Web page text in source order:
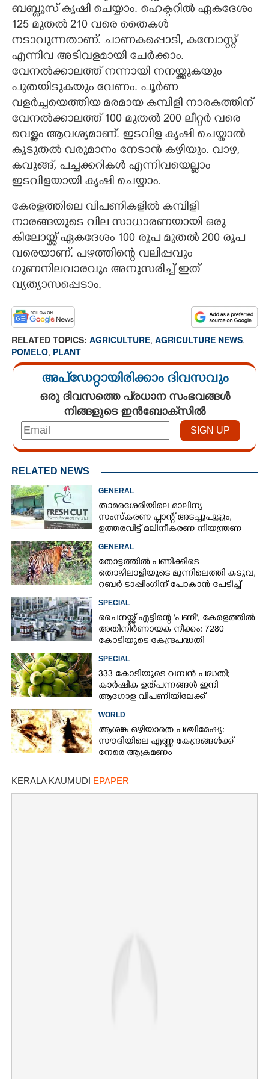
ബബ്ലൂസ് കൃഷി ചെയ്യാം. ഹെക്ടറിൽ ഏകദേശം
125 മുതൽ 210 വരെ തെെകൾ
നടാവുന്നതാണ്. ചാണകപ്പൊടി,​ കമ്പോസ്റ്റ്
എന്നിവ അടിവളമായി ചേർക്കാം.
വേനൽക്കാലത്ത് നന്നായി നനയ്ക്കുകയും
പുതയിടുകയും വേണം. പൂർണ
വളർച്ചയെത്തിയ മരമായ കമ്പിളി നാരകത്തിന്
വേനൽക്കാലത്ത് 100 മുതൽ 200 ലീറ്റർ വരെ
വെള്ളം ആവശ്യമാണ്. ഇടവിള കൃഷി ചെയ്താൽ
കൂടുതൽ വരുമാനം നേടാൻ കഴിയും. വാഴ,
കവുങ്ങ്, പച്ചക്കറികൾ എന്നിവയെല്ലാം
ഇടവിളയായി കൃഷി ചെയ്യാം.
കേരളത്തിലെ വിപണികളിൽ കമ്പിളി
നാരങ്ങയുടെ വില സാധാരണയായി ഒരു
കിലോയ്ക്ക് ഏകദേശം 100 രൂപ മുതൽ 200 രൂപ
വരെയാണ്. പഴത്തിന്റെ വലിപ്പവും
ഗുണനിലവാരവും അനുസരിച്ച് ഇത്
വ്യത്യാസപ്പെടാം.
RELATED TOPICS: AGRICULTURE, AGRICULTURE NEWS,
POMELO, PLANT
അപ്ഡേറ്റായിരിക്കാം ദിവസവും
ഒരു ദിവസത്തെ പ്രധാന സംഭവങ്ങൾ
നിങ്ങളുടെ ഇൻബോക്സിൽ
RELATED NEWS
GENERAL
താമരശേരിയിലെ മാലിന്യ
സംസ്കരണ പ്ലാന്റ് അടച്ചുപൂട്ടും,
ഉത്തരവിട്ട് മലിനീകരണ നിയന്ത്രണ
GENERAL
തോട്ടത്തിൽ പണിക്കിടെ
തൊഴിലാളിയുടെ മുന്നിലെത്തി കടുവ,
റബർ ടാപ്പിംഗിന് പോകാൻ പേടിച്ച്
SPECIAL
ചൈനയ്ക്ക് എട്ടിന്റെ 'പണി', കേരളത്തിൽ
അതിനിർണായക നീക്കം: 7280
കോടിയുടെ കേന്ദ്രപദ്ധതി
SPECIAL
333 കോടിയുടെ വമ്പന്‍ പദ്ധതി;
കാര്‍ഷിക ഉത്പന്നങ്ങള്‍ ഇനി
ആഗോള വിപണിയിലേക്ക്
WORLD
ആശങ്ക ഒഴിയാതെ പശ്ചിമേഷ്യ:
സൗദിയിലെ എണ്ണ കേന്ദ്രങ്ങൾക്ക്
നേരെ ആക്രമണം
KERALA KAUMUDI EPAPER